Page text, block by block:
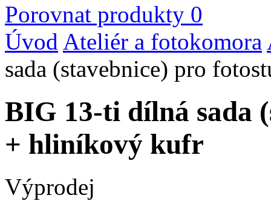
Porovnat produkty 0
Úvod Ateliér a fotokomora
sada (stavebnice) pro
BIG 13-ti dílná sada
+ hliníkový kufr
Výprodej